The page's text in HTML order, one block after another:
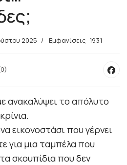
2025 Εμφανίσεις: 1931
ανακαλύψει το απόλυτο
εικονοστάσι που γέρνει
για μια ταμπέλα που
σκουπίδια που δεν